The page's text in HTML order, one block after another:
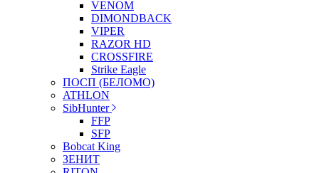
VENOM
DIMONDBACK
VIPER
RAZOR HD
CROSSFIRE
Strike Eagle
ПОСП (БЕЛОМО)
ATHLON
SibHunter
FFP
SFP
Bobcat King
ЗЕНИТ